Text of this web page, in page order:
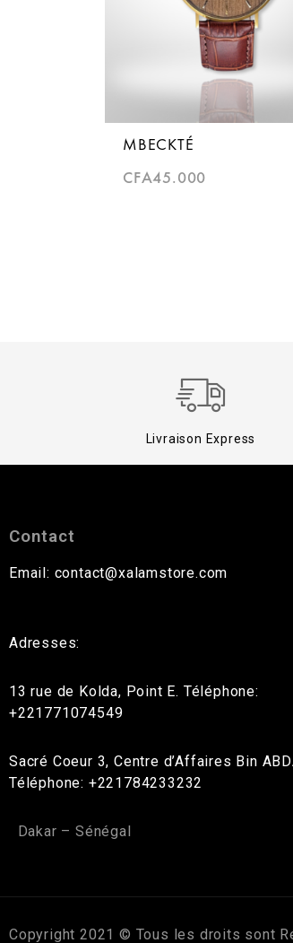
MBECKTÉ
CFA45.000
Livraison Express
Contact
Email: contact@xalamstore.com
Adresses:
13 rue de Kolda, Point E. Téléphone:
+221771074549
Sacré Coeur 3, Centre d’Affaires Bin
Téléphone: +221784233232
Dakar – Sénégal
Copyright 2021 © Tous les droits sont